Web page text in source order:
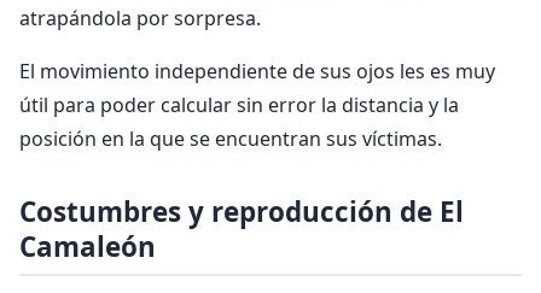
atrapándola por sorpresa.
El movimiento independiente de sus ojos les es muy
útil para poder calcular sin error la distancia y la
posición en la que se encuentran sus víctimas.
Costumbres y reproducción de El
Camaleón